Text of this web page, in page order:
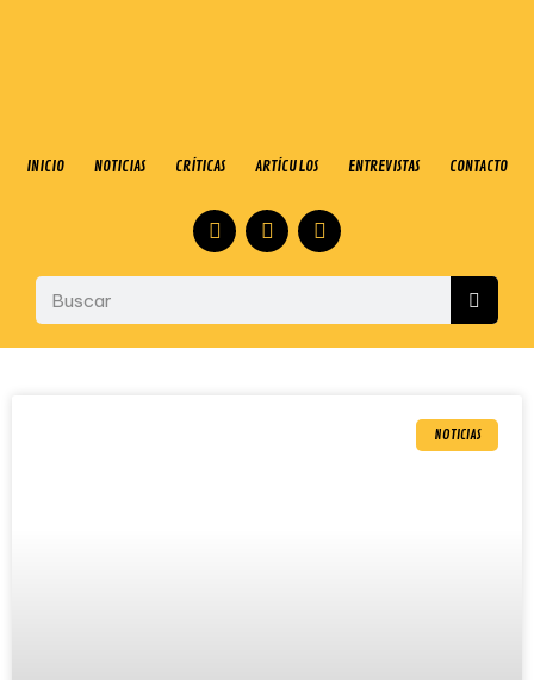
INICIO NOTICIAS CRÍTICAS ARTÍCULOS ENTREVISTAS CONTACTO
NOTICIAS